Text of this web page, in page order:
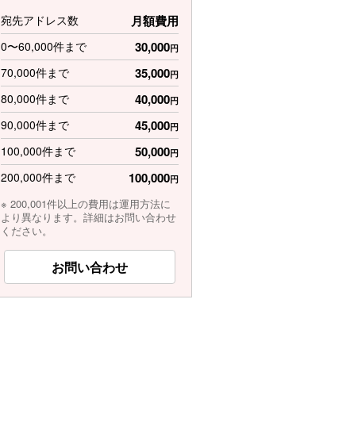
宛先アドレス数 月額費用
0〜60,000件まで 30,000円
70,000件まで 35,000円
80,000件まで 40,000円
90,000件まで 45,000円
100,000件まで 50,000円
200,000件まで 100,000円
※ 200,001件以上の費用は運用方法に
より異なります。詳細はお問い合わせ
ください。
お問い合わせ